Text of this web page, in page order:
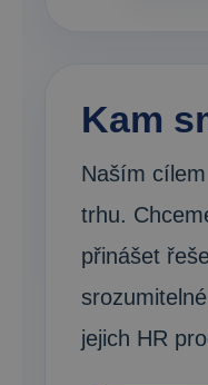
Kam
Naším
trhu.
přinášet
jejich HR